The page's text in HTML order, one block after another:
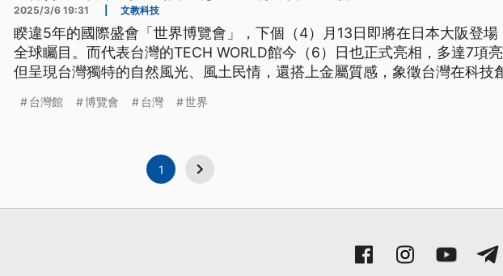
2025/3/6 19:31 文教科技
睽違5年的國際盛會「世界博覽會」，下個（4）月13日即將在日本大阪登場
全球矚目。而代表台灣的TECH WORLD館今（6）日也正式亮相，多達7項
但呈現台灣獨特的自然風光、風土民情，還搭上金屬質感，象徵台灣在科技
台灣館 博覽會 台灣 世界
1